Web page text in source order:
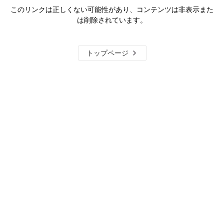
このリンクは正しくない可能性があり、コンテンツは非表示また
は削除されています。
トップページ